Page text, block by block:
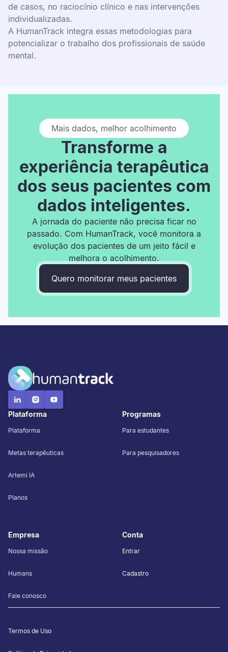
de casos, no raciocínio clínico e nas intervenções
individualizadas.
A HumanTrack integra essas metodologias para
potencializar o trabalho dos profissionais de saúde
mental.
Mais dados, melhor acolhimento
Transforme a
experiência terapêutica
dos seus pacientes com
dados inteligentes.
A jornada do paciente não precisa ficar no
passado. Com HumanTrack, você monitora a
evolução dos pacientes de um jeito fácil e
melhora o acolhimento.
Quero monitorar meus pacientes
Plataforma
Plataforma
Metas terapêuticas
Artemi IA
Planos
Programas
Para estudantes
Para pesquisadores
Empresa
Nossa missão
Humans
Fale conosco
Conta
Entrar
Cadastro
Termos de Uso